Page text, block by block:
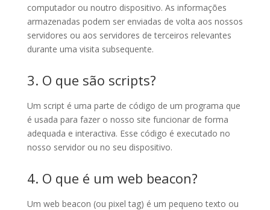
computador ou noutro dispositivo. As informações
armazenadas podem ser enviadas de volta aos nossos
servidores ou aos servidores de terceiros relevantes
durante uma visita subsequente.
3. O que são scripts?
Um script é uma parte de código de um programa que
é usada para fazer o nosso site funcionar de forma
adequada e interactiva. Esse código é executado no
nosso servidor ou no seu dispositivo.
4. O que é um web beacon?
Um web beacon (ou pixel tag) é um pequeno texto ou